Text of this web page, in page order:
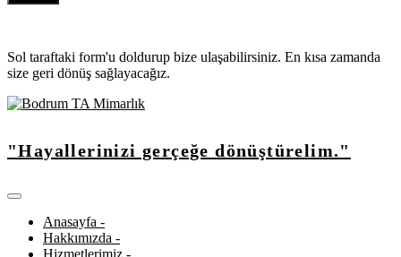
Sol taraftaki form'u doldurup bize ulaşabilirsiniz. En kısa zamanda
size geri dönüş sağlayacağız.
"Hayallerinizi gerçeğe dönüştürelim."
Anasayfa -
Hakkımızda -
Hizmetlerimiz -